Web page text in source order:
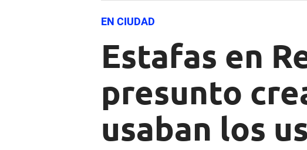
EN CIUDAD
Estafas en
presunto
usaban los